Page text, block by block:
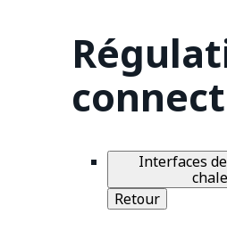
Interfaces
Retour